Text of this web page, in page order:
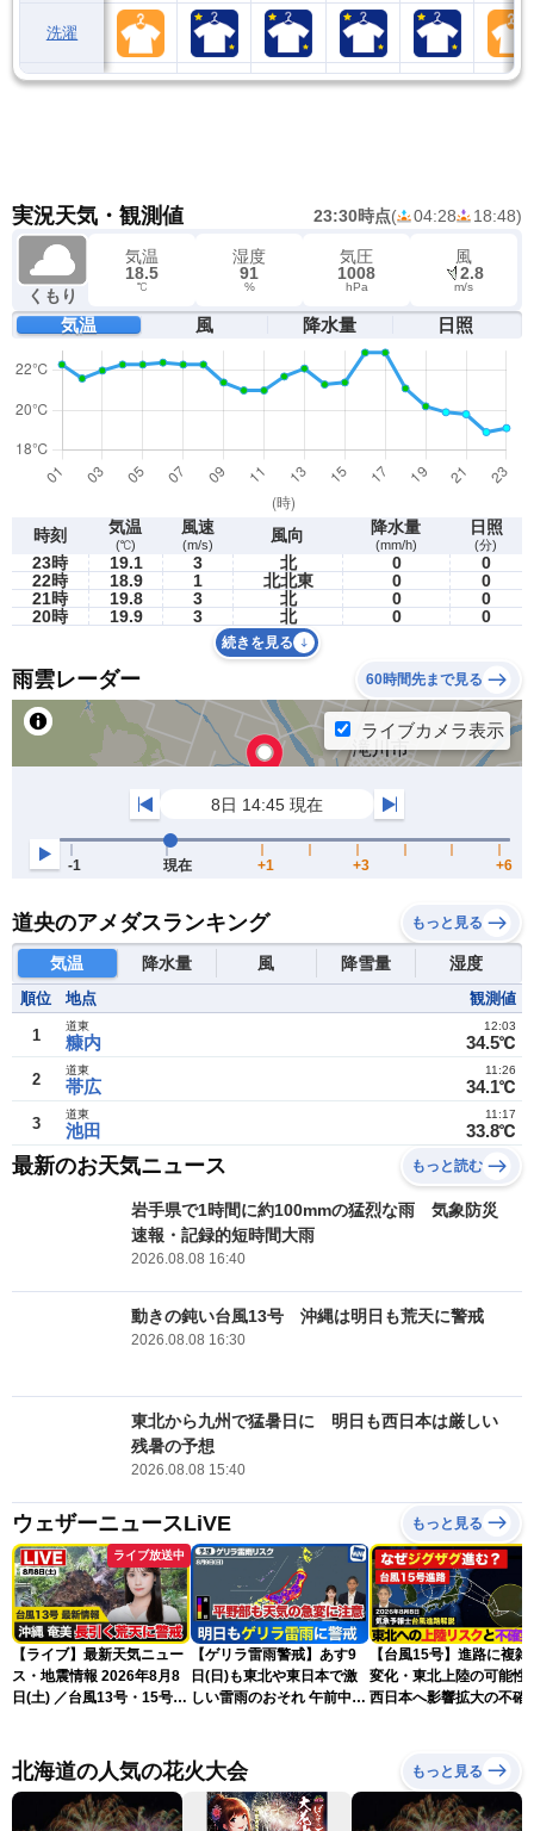
洗濯
実況天気・観測値 23:30時点( 04:28 18:48)
くもり
気温
18.5
℃
湿度
91
%
気圧
1008
hPa
風
2.8
m/s
気温 風 降水量 日照
時刻 気温
(℃)
風速
(m/s) 風向 降水量
(mm/h)
日照
(分)
23時 19.1 3 北 0
0
22時
18.9 1 北北東 0
0
21時
19.8 3 北 0
0
20時
19.9 3 北 0 0
続きを見る
雨雲レーダー 60時間先まで見る
道央のアメダスランキング もっと見る
気温 降水量 風 降雪量 湿度
順位 地点 観測値
1 糠内
道東
34.5℃
12:03
2 帯広
道東
34.1℃
11:26
3 池田
道東
33.8℃
11:17
最新のお天気ニュース もっと読む
岩手県で1時間に約100mmの猛烈な雨 気象防災
速報・記録的短時間大雨
2026.08.08 16:40
動きの鈍い台風13号 沖縄は明日も荒天に警戒
2026.08.08 16:30
東北から九州で猛暑日に 明日も西日本は厳しい
残暑の予想
2026.08.08 15:40
ウェザーニュースLiVE もっと見る
ライブ放送中
【ライブ】最新天気ニュー
ス・地震情報 2026年8月8
日(土) ／台風13号・15号
ーニュースLiVEムーン・戸
北美月／芳野達郎〉
【ゲリラ雷雨警戒】あす9
日(日)も東北や東日本で激
しい雷雨のおそれ 午前中か
【台風15号】進路に複雑
変化・東北上陸の可能性
西日本へ影響拡大の不確
北海道の人気の花火大会 もっと見る